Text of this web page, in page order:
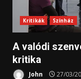
Kritikák Színház
A valódi
kritika
John 27/03/